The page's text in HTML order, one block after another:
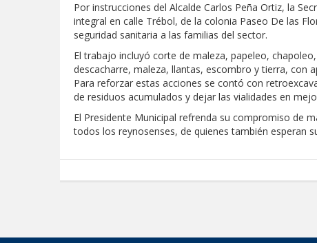
Por instrucciones del Alcalde Carlos Peña Ortiz, la
integral en calle Trébol, de la colonia Paseo De las
seguridad sanitaria a las familias del sector.
El trabajo incluyó corte de maleza, papeleo,
descacharre, maleza, llantas, escombro y tierra, con
Para reforzar estas acciones se contó con
de residuos acumulados y dejar las vialidades en
El Presidente Municipal refrenda su compromiso de
todos los reynosenses, de quienes también esperan